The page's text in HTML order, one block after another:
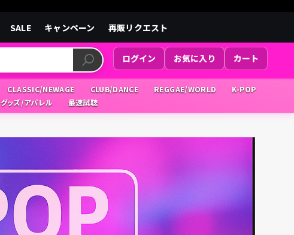
SALE キャンペーン 再販リクエスト
ログイン お気に入り カート
CLASSIC/NEWAGE CLUB/DANCE REGGAE/WORLD
K-POP
グッズ/アパレル 最速試聴